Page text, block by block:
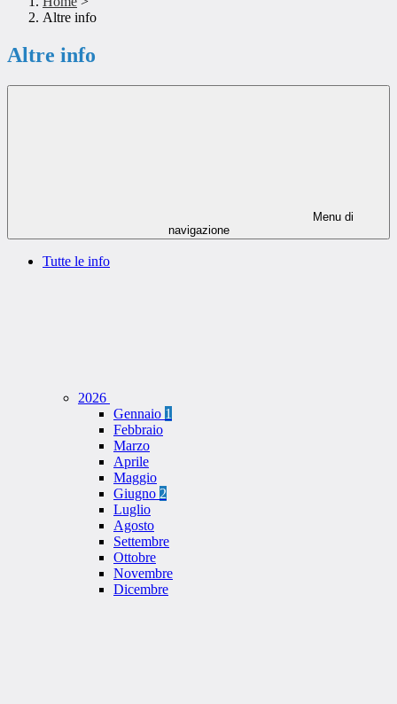
Altre info
Altre info
Menu di
navigazione
Tutte le info
2026
Gennaio 1
Febbraio
Marzo
Aprile
Maggio
Giugno 2
Luglio
Agosto
Settembre
Ottobre
Novembre
Dicembre